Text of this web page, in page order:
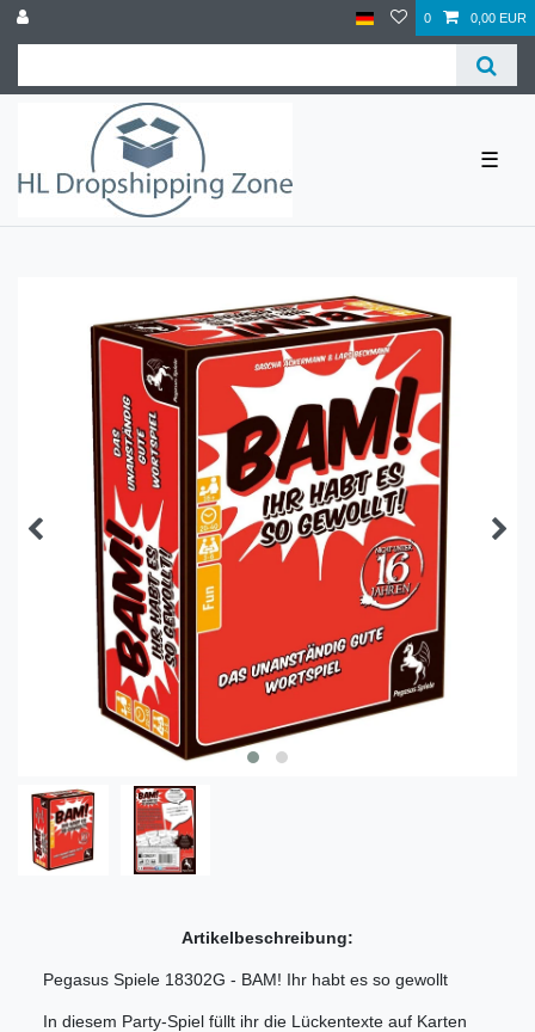
0 0,00 EUR
☰
Artikelbeschreibung:
Pegasus Spiele 18302G - BAM! Ihr habt es so gewollt
In diesem Party-Spiel füllt ihr die Lückentexte auf Karten